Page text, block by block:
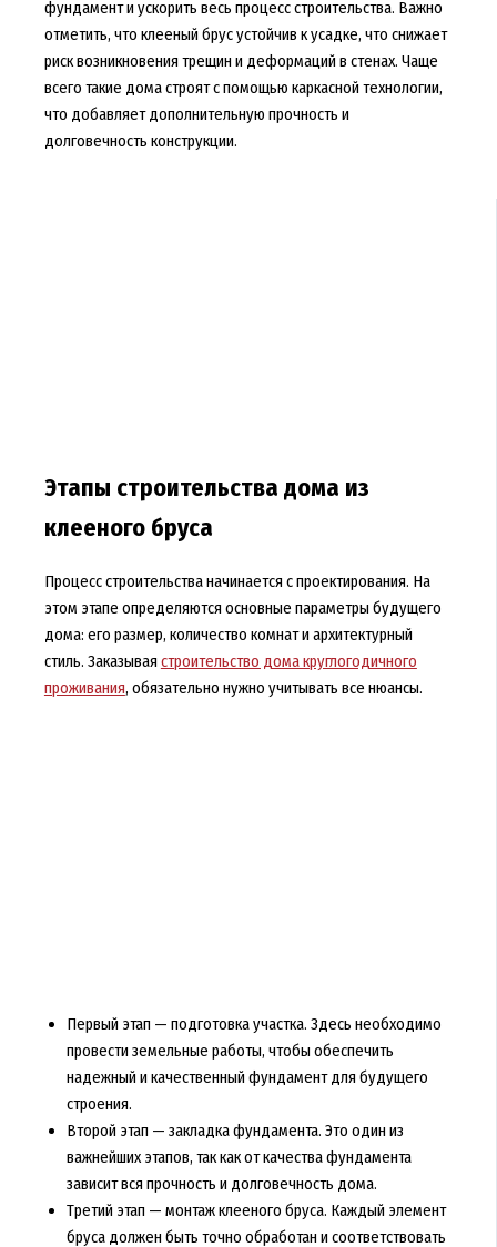
фундамент и ускорить весь процесс строительства. Важно
отметить, что клееный брус устойчив к усадке, что снижает
риск возникновения трещин и деформаций в стенах. Чаще
всего такие дома строят с помощью каркасной технологии,
что добавляет дополнительную прочность и
долговечность конструкции.
Этапы строительства дома из
клееного бруса
Процесс строительства начинается с проектирования. На
этом этапе определяются основные параметры будущего
дома: его размер, количество комнат и архитектурный
стиль. Заказываястроительство дома круглогодичного
проживания, обязательно нужно учитывать все нюансы.
Первый этап — подготовка участка. Здесь необходимо
провести земельные работы, чтобы обеспечить
надежный и качественный фундамент для будущего
строения.
Второй этап — закладка фундамента. Это один из
важнейших этапов, так как от качества фундамента
зависит вся прочность и долговечность дома.
Третий этап — монтаж клееного бруса. Каждый элемент
бруса должен быть точно обработан и соответствовать